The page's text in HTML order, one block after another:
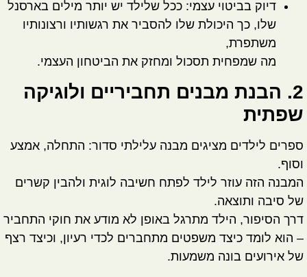
דיוק בביטוי עצמי: ככל שלילד יש יותר מילים בארסנל
שלו, כך היכולת שלו להסביר את רגשותיו ורצונותיו
משתפרת,
מה שמפחית תסכול ומחזק את הביטחון העצמי.
2. הבנת מבנים תחביריים ולוגיקה
שפתית
ספרים לילדים מציגים מבנה עלילתי סדור: התחלה, אמצע
וסוף.
המבנה הזה עוזר לילד לפתח חשיבה לוגית ולהבין קשרים
של סיבה ותוצאה.
דרך הסיפור, הילד מתרגל באופן לא מודע את חוקי התחביר
– הוא לומד כיצד משפטים מתחברים לכדי רעיון, וכיצד רצף
של אירועים בונה משמעות.